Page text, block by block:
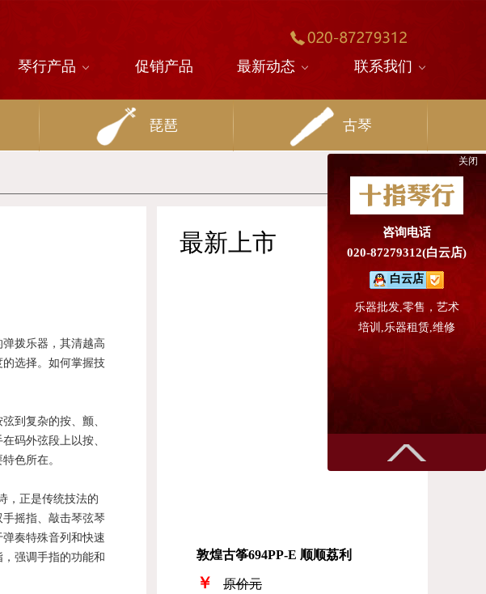
琴行产品 促销产品 最新动态 联系我们
琵琶 古琴
拨乐器，其清越高
选择。如何掌握技
到复杂的按、颤、
码外弦段上以按、
色所在。
，正是传统技法的
摇指、敲击琴弦琴
奏特殊音列和快速
强调手指的功能和
最新上市
敦煌古筝694PP-E 顺顺荔利
￥ 原价元
关闭
咨询电话
020-87279312(白云店)
白云店
乐器批发,零售，艺术
培训,乐器租赁,维修